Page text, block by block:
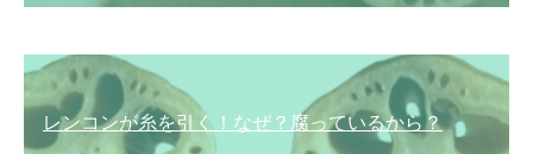
レンコンが糸を引く！なぜ？腐っているから？